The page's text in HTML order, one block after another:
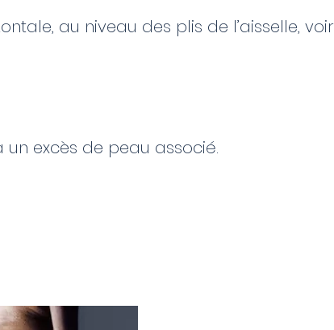
au niveau des plis de l’aisselle,
un excès de peau associé.